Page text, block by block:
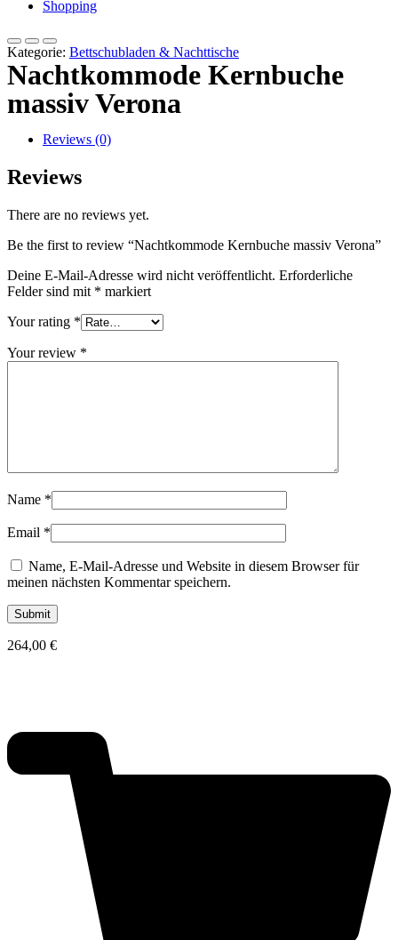
Shopping
Kategorie: Bettschubladen & Nachttische
Nachtkommode Kernbuche
massiv Verona
Reviews (0)
Reviews
There are no reviews yet.
Be the first to review “Nachtkommode Kernbuche massiv Verona”
Deine E-Mail-Adresse wird nicht veröffentlicht. Erforderliche
Felder sind mit * markiert
Your rating *
Your review *
Name *
Email *
Name, E-Mail-Adresse und Website in diesem Browser für
meinen nächsten Kommentar speichern.
264,00 €